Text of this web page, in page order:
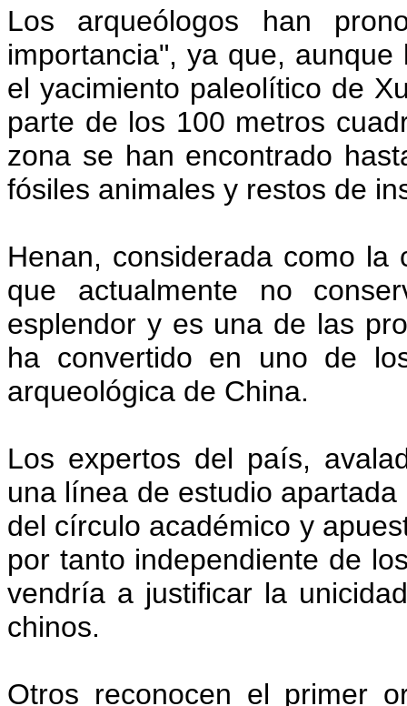
Los arqueólogos han
importancia", ya que,
el yacimiento paleolítico de
parte de los 100 metros
zona se han encontrado
fósiles animales y restos de
Henan, considerada como
que actualmente no
esplendor y es una de las
ha convertido en uno de
arqueológica de China.
Los expertos del país,
una línea de estudio
del círculo académico y
por tanto independiente de
vendría a justificar la
chinos.
Otros reconocen el primer